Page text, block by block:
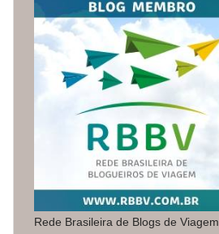
Rede Brasileira de Blogs de Viagem